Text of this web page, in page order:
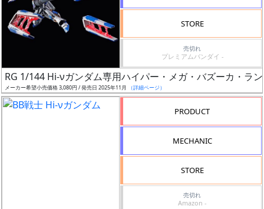
売
切
開
始
STORE
売切れ
プレミアムバンダイ -
RG 1/144 Hi-νガンダム専用ハイパー・メガ・バズーカ・ラ
メーカー希望小売価格 3,080円 / 発売日 2025年11月 （詳細ページ）
PRODUCT
MECHANIC
STORE
売切れ
Amazon -